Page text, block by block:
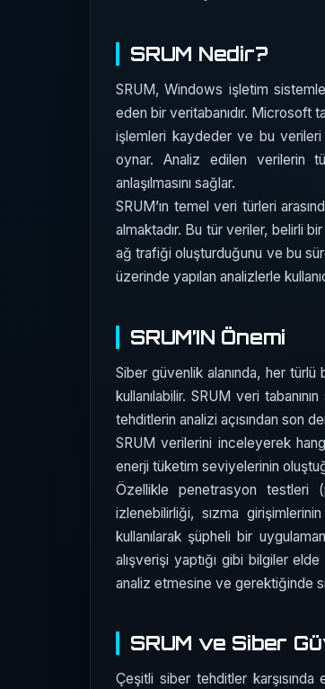
SRUM Nedir?
SRUM, Windows işletim
eden bir veritabanıdır. Microsoft
işlemleri kaydeder ve bu
oynar. Analiz edilen verilerin
anlaşılmasını sağlar.
SRUM’ın temel veri türleri
almaktadır. Bu tür veriler, belirli
ağ trafiği oluşturduğunu ve bu
üzerinde yapılan analizlerle
SRUM’IN Önemi
Siber güvenlik alanında, her türlü
kullanılabilir. SRUM veri
tehditlerin analizi açısından son
SRUM verilerini inceleyerek hangi
enerji tüketim seviyelerinin
Özellikle penetrasyon testleri
izlenebilirliği, sızma
kullanılarak şüpheli bir
alışverişi yaptığı gibi bilgiler
analiz etmesine ve gerektiğinde
SRUM ve Siber
Çeşitli siber tehditler